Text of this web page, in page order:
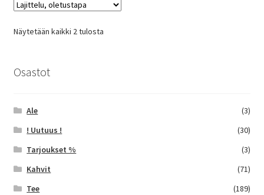
Näytetään kaikki 2 tulosta
Osastot
Ale
(3)
! Uutuus !
(30)
Tarjoukset %
(3)
Kahvit
(71)
Tee
(189)